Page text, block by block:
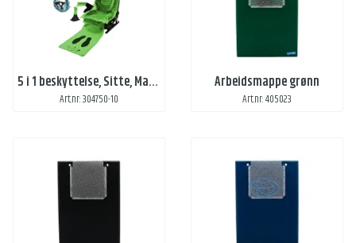
5 i 1 beskyttelse, Sitte, Matte, Gir, Håndbrekk og ratt
Art.nr: 304750-10
Arbeidsmappe grønn
Art.nr: 405023